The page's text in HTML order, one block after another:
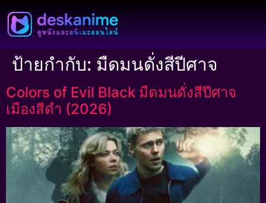
ป้ายกำกับ: มืดมนดั่งสีปีศาจ
Colors of Evil Black มืดมนดั่งสีปีศาจ
เมืองสีดำ (2026)